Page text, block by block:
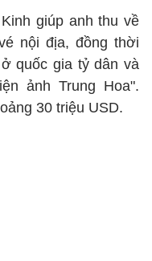
giúp anh thu về
nội địa, đồng thời
quốc gia tỷ dân và
ảnh Trung Hoa".
30 triệu USD.